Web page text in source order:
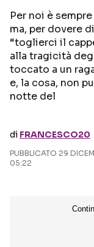
GOSSIP E
Per noi è
ma, per dovere
“toglierci il
alla tragicità
toccato a un
e, la cosa, non
notte del
di FRANCESCO20
PUBBLICATO 29
05:22